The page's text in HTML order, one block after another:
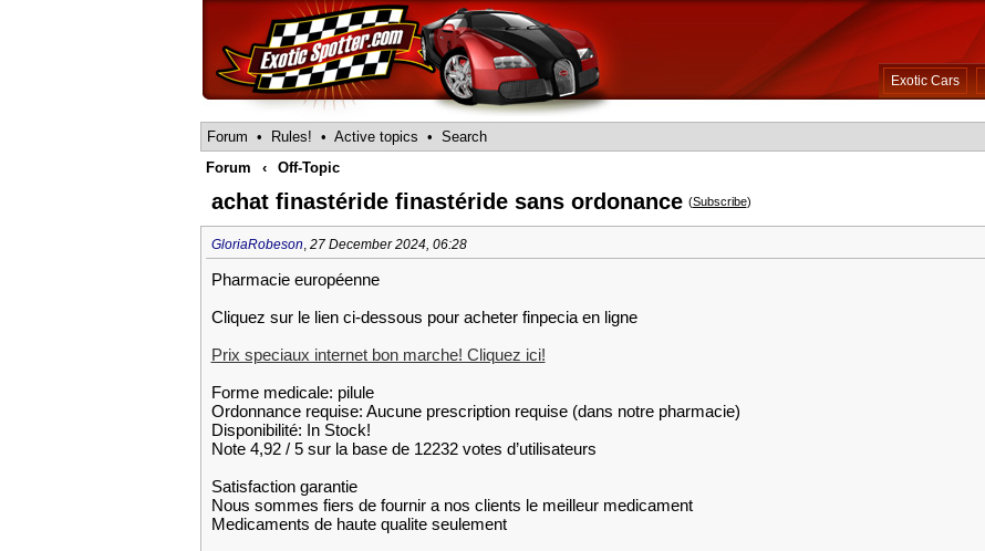
Exotic Cars
Forum • Rules! • Active topics • Search
Forum
‹ Off-Topic
achat finastéride finastéride sans ordonance (Subscribe)
GloriaRobeson, 27 December 2024, 06:28
Pharmacie européenne
Cliquez sur le lien ci-dessous pour acheter finpecia en ligne
Prix speciaux internet bon marche! Cliquez ici!
Forme medicale: pilule
Ordonnance requise: Aucune prescription requise (dans notre pharmacie)
Disponibilité: In Stock!
Note 4,92 / 5 sur la base de 12232 votes d’utilisateurs
Satisfaction garantie
Nous sommes fiers de fournir a nos clients le meilleur medicament
Medicaments de haute qualite seulement